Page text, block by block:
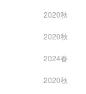
2020秋
2020秋
2024春
2020秋